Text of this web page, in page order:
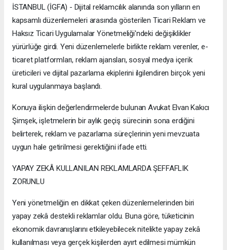
İSTANBUL (İGFA) - Dijital reklamcılık alanında son yılların en
kapsamlı düzenlemeleri arasında gösterilen Ticari Reklam ve
Haksız Ticari Uygulamalar Yönetmeliği'ndeki değişiklikler
yürürlüğe girdi. Yeni düzenlemelerle birlikte reklam verenler, e-
ticaret platformları, reklam ajansları, sosyal medya içerik
üreticileri ve dijital pazarlama ekiplerini ilgilendiren birçok yeni
kural uygulanmaya başlandı.
Konuya ilişkin değerlendirmelerde bulunan Avukat Elvan Kakıcı
Şimşek, işletmelerin bir aylık geçiş sürecinin sona erdiğini
belirterek, reklam ve pazarlama süreçlerinin yeni mevzuata
uygun hale getirilmesi gerektiğini ifade etti.
YAPAY ZEKÂ KULLANILAN REKLAMLARDA ŞEFFAFLIK
ZORUNLU
Yeni yönetmeliğin en dikkat çeken düzenlemelerinden biri
yapay zekâ destekli reklamlar oldu. Buna göre, tüketicinin
ekonomik davranışlarını etkileyebilecek nitelikte yapay zekâ
kullanılması veya gerçek kişilerden ayırt edilmesi mümkün